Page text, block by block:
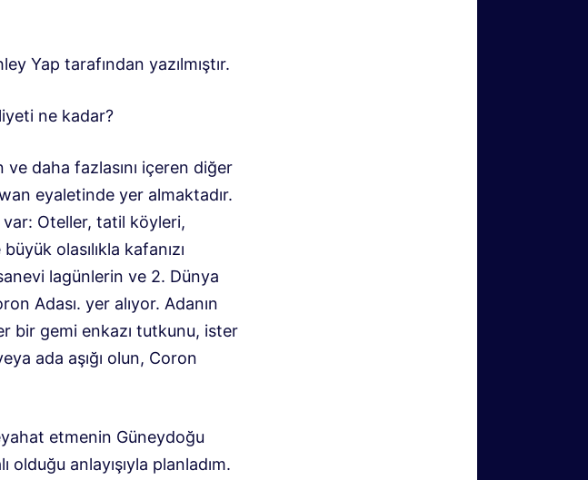
Yap tarafından yazılmıştır.
ne kadar?
daha fazlasını içeren diğer
eyaletinde yer almaktadır.
var: Oteller, tatil köyleri,
olasılıkla kafanızı
lagünlerin ve 2. Dünya
Adası. yer alıyor. Adanın
bir gemi enkazı tutkunu, ister
ada aşığı olun, Coron
etmenin Güneydoğu
olduğu anlayışıyla planladım.